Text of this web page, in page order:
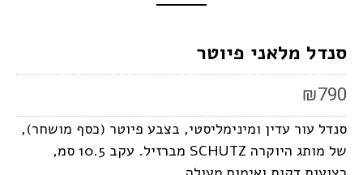
סנדל מלאני פיוטר
₪790
סנדל עור עדין ומינימליסטי, בצבע פיוטר (כסף מושחר),
של מותג היוקרה SCHUTZ מברזיל. עקב 10.5 סמ,